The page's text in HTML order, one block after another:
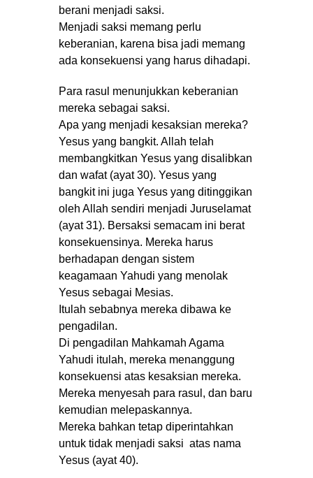
berani menjadi saksi.
Menjadi saksi memang perlu
keberanian, karena bisa jadi memang
ada konsekuensi yang harus dihadapi.
Para rasul menunjukkan keberanian
mereka sebagai saksi.
Apa yang menjadi kesaksian mereka?
Yesus yang bangkit. Allah telah
membangkitkan Yesus yang disalibkan
dan wafat (ayat 30). Yesus yang
bangkit ini juga Yesus yang ditinggikan
oleh Allah sendiri menjadi Juruselamat
(ayat 31). Bersaksi semacam ini berat
konsekuensinya. Mereka harus
berhadapan dengan sistem
keagamaan Yahudi yang menolak
Yesus sebagai Mesias.
Itulah sebabnya mereka dibawa ke
pengadilan.
Di pengadilan Mahkamah Agama
Yahudi itulah, mereka menanggung
konsekuensi atas kesaksian mereka.
Mereka menyesah para rasul, dan baru
kemudian melepaskannya.
Mereka bahkan tetap diperintahkan
untuk tidak menjadi saksi atas nama
Yesus (ayat 40).